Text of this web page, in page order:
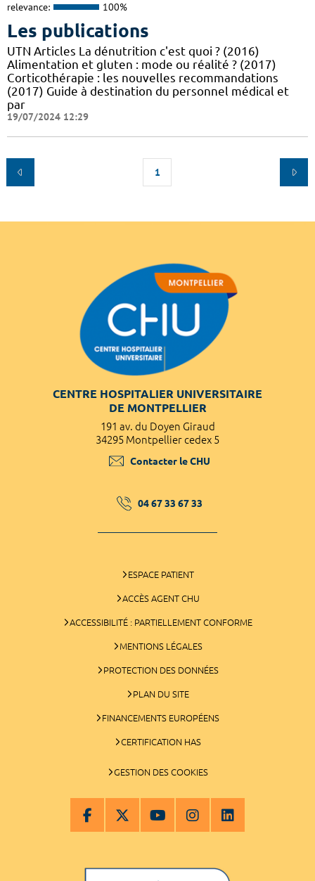
relevance: 100%
Les publications
UTN Articles La dénutrition c'est quoi ? (2016)
Alimentation et gluten : mode ou réalité ? (2017)
Corticothérapie : les nouvelles recommandations
(2017) Guide à destination du personnel médical et
par
19/07/2024 12:29
1
CENTRE HOSPITALIER UNIVERSITAIRE
DE MONTPELLIER
191 av. du Doyen Giraud
34295 Montpellier cedex 5
Contacter le CHU
04 67 33 67 33
ESPACE PATIENT
ACCÈS AGENT CHU
ACCESSIBILITÉ : PARTIELLEMENT CONFORME
MENTIONS LÉGALES
PROTECTION DES DONNÉES
PLAN DU SITE
FINANCEMENTS EUROPÉENS
CERTIFICATION HAS
GESTION DES COOKIES